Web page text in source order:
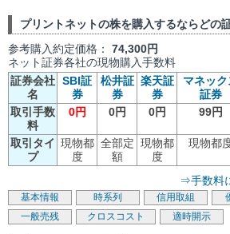
プリントネットの株を購入するならどの
参考購入約定価格： 74,300円
ネット証券各社の現物購入手数料
証券会社
名
SBI証
券
松井証
券
楽天証
券
マネック
証券
取引手数
料
0円 0円 0円 99円
取引タイ
プ
現物都
度
全部定
額
現物都
度
現物都
⇒手数料
基本情報 時系列 信用取組
一般売残
クロスコスト 適時開示